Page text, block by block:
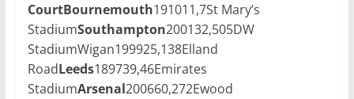
CourtBournemouth191011,7St Mary’s
StadiumSouthampton200132,505DW
StadiumWigan199925,138Elland
RoadLeeds189739,46Emirates
StadiumArsenal200660,272Ewood